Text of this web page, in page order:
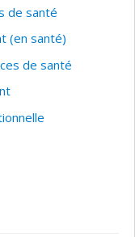
de santé
(en santé)
de santé